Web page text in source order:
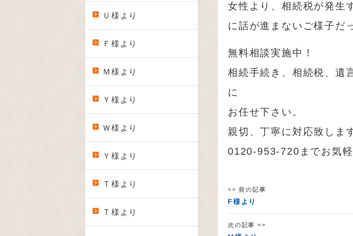
女性より、相続税が発生
に話が進まないご様子だ
無料相談実施中！
相続手続き、相続税、遺
に
お任せ下さい。
親切、丁寧に対応致しま
0120-953-720までお気軽
<< 前の記事
F様より
次の記事 >>
Ｕ様より
Ｆ様より
Ｍ様より
Ｙ様より
Ｗ様より
Ｙ様より
Ｔ様より
Ｔ様より